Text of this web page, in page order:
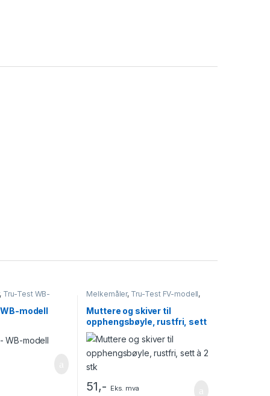
, Tru-Test WB-
WB-modell
Melkemåler, Tru-Test FV-modell,
Muttere og skiver til
opphengsbøyle, rustfri, sett
à 2 stk
51,- Eks. mva